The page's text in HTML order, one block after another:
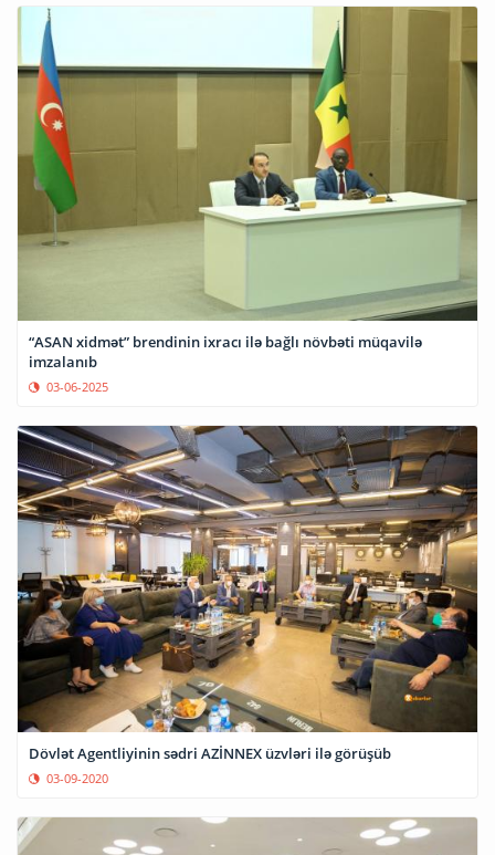
“ASAN xidmət” brendinin ixracı ilə bağlı növbəti müqavilə
imzalanıb
03-06-2025
Dövlət Agentliyinin sədri AZİNNEX üzvləri ilə görüşüb
03-09-2020